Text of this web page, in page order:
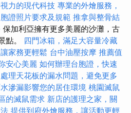
力的現代科技 專業的外燴服務，
證照片要求及規範 推拿與整骨結
保加利亞擁有更多美麗的沙灘，古
點。 四門冰箱，滿足大容量冷藏
家務更輕鬆 台中油壓按摩 推薦值
安心美麗 如何辦理台胞證，快速
理天花板的漏水問題，避免更多
滲漏影響您的居住環境 桃園滅鼠
的滅鼠需求 新店的護理之家，關
提供到府外燴服務，讓活動更輕